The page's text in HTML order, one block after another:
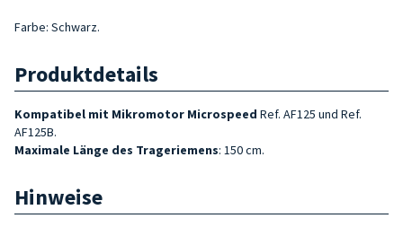
Farbe: Schwarz.
Produktdetails
Kompatibel mit Mikromotor Microspeed Ref. AF125 und Ref.
AF125B.
Maximale Länge des Trageriemens: 150 cm.
Hinweise